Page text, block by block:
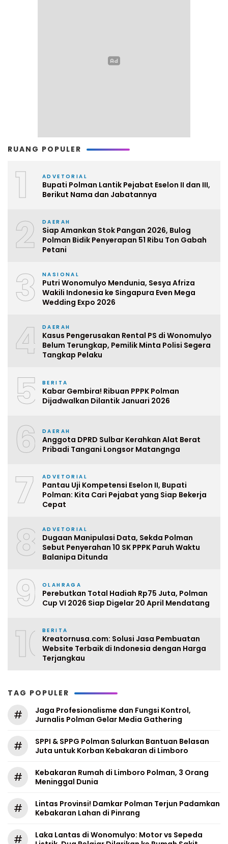
RUANG POPULER
1 ADVETORIAL
Bupati Polman Lantik Pejabat Eselon II dan III,
Berikut Nama dan Jabatannya
2 DAERAH
Siap Amankan Stok Pangan 2026, Bulog
Polman Bidik Penyerapan 51 Ribu Ton Gabah
Petani
3 NASIONAL
Putri Wonomulyo Mendunia, Sesya Afriza
Wakili Indonesia ke Singapura Even Mega
Wedding Expo 2026
4 DAERAH
Kasus Pengerusakan Rental PS di Wonomulyo
Belum Terungkap, Pemilik Minta Polisi Segera
Tangkap Pelaku
5 BERITA
Kabar Gembira! Ribuan PPPK Polman
Dijadwalkan Dilantik Januari 2026
6 DAERAH
Anggota DPRD Sulbar Kerahkan Alat Berat
Pribadi Tangani Longsor Matangnga
7 ADVETORIAL
Pantau Uji Kompetensi Eselon II, Bupati
Polman: Kita Cari Pejabat yang Siap Bekerja
Cepat
8 ADVETORIAL
Dugaan Manipulasi Data, Sekda Polman
Sebut Penyerahan 10 SK PPPK Paruh Waktu
Balanipa Ditunda
9 OLAHRAGA
Perebutkan Total Hadiah Rp75 Juta, Polman
Cup VI 2026 Siap Digelar 20 April Mendatang
10BERITA
Kreatornusa.com: Solusi Jasa Pembuatan
Website Terbaik di Indonesia dengan Harga
Terjangkau
TAG POPULER
#
Jaga Profesionalisme dan Fungsi Kontrol,
Jurnalis Polman Gelar Media Gathering
#
SPPI & SPPG Polman Salurkan Bantuan Belasan
Juta untuk Korban Kebakaran di Limboro
#
Kebakaran Rumah di Limboro Polman, 3 Orang
Meninggal Dunia
#
Lintas Provinsi! Damkar Polman Terjun Padamkan
Kebakaran Lahan di Pinrang
#
Laka Lantas di Wonomulyo: Motor vs Sepeda